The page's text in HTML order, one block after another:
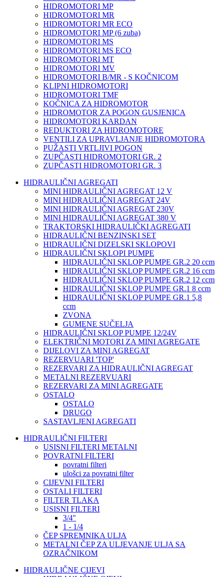
HIDROMOTORI MP
HIDROMOTORI MR
HIDROMOTORI MR ECO
HIDROMOTORI MP (6 zuba)
HIDROMOTORI MS
HIDROMOTORI MS ECO
HIDROMOTORI MT
HIDROMOTORI MV
HIDROMOTORI B/MR - S KOČNICOM
KLIPNI HIDROMOTORI
HIDROMOTORI TMF
KOČNICA ZA HIDROMOTOR
HIDROMOTOR ZA POGON GUSJENICA
HIDROMOTORI KARDAN
REDUKTORI ZA HIDROMOTORE
VENTILI ZA UPRAVLJANJE HIDROMOTORA
PUŽASTI VRTLJIVI POGON
ZUPČASTI HIDROMOTORI GR. 2
ZUPČASTI HIDROMOTORI GR. 3
HIDRAULIČNI AGREGATI
MINI HIDRAULIČNI AGREGAT 12 V
MINI HIDRAULIČNI AGREGAT 24V
MINI HIDRAULIČNI AGREGAT 230V
MINI HIDRAULIČNI AGREGAT 380 V
TRAKTORSKI HIDRAULIČKI AGREGATI
HIDRAULIČNI BENZINSKI SET
HIDRAULIČNI DIZELSKI SKLOPOVI
HIDRAULIČNI SKLOPI PUMPE
HIDRAULIČNI SKLOP PUMPE GR.2 20 ccm
HIDRAULIČNI SKLOP PUMPE GR.2 16 ccm
HIDRAULIČNI SKLOP PUMPE GR.2 12 ccm
HIDRAULIČNI SKLOP PUMPE GR.1 8 ccm
HIDRAULIČNI SKLOP PUMPE GR.1 5,8
ccm
ZVONA
GUMENE SUČELJA
HIDRAULIČNI SKLOP PUMPE 12/24V
ELEKTRIČNI MOTORI ZA MINI AGREGATE
DIJELOVI ZA MINI AGREGAT
REZERVUARI 'TOP'
REZERVARI ZA HIDRAULIČNI AGREGAT
METALNI REZERVUARI
REZERVARI ZA MINI AGREGATE
OSTALO
OSTALO
DRUGO
SASTAVLJENI AGREGATI
HIDRAULIČNI FILTERI
USISNI FILTERI METALNI
POVRATNI FILTERI
povratni filteri
ulošci za povratni filter
CIJEVNI FILTERI
OSTALI FILTERI
FILTER TLAKA
USISNI FILTERI
3/4"
1 - 1/4
ČEP SPREMNIKA ULJA
METALNI ČEP ZA ULJEVANJE ULJA SA
OZRAČNIKOM
HIDRAULIČNE CIJEVI